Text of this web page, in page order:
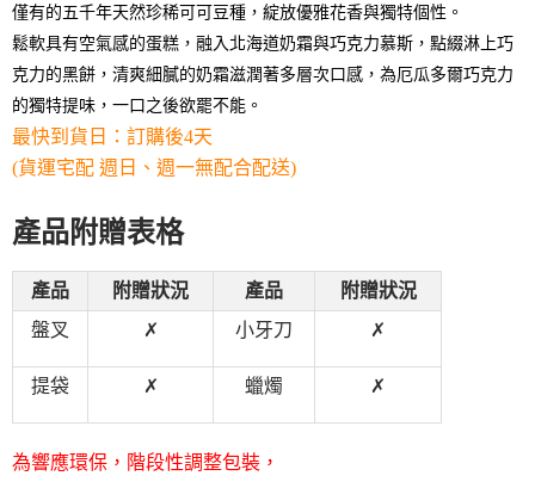
僅有的五千年天然珍稀可可豆種，綻放優雅花香與獨特個性。
鬆軟具有空氣感的蛋糕，融入北海道奶霜與巧克力慕斯，點綴淋上巧
克力的黑餅，清爽細膩的奶霜滋潤著多層次口感，為厄瓜多爾巧克力
的獨特提味，一口之後欲罷不能。
最快到貨日：訂購後4天
(貨運宅配 週日、週一無配合配送)
產品附贈表格
產品 附贈狀況 產品
附贈狀況
盤叉
✗ 小牙刀 ✗
提袋 ✗ 蠟燭 ✗
為響應環保，階段性調整包裝，